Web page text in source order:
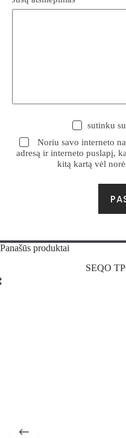
sutinku
Noriu savo interneto
adresą ir interneto puslapį,
kitą kartą vėl
Panašūs produktai